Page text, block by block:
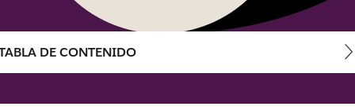
DE CONTENIDO